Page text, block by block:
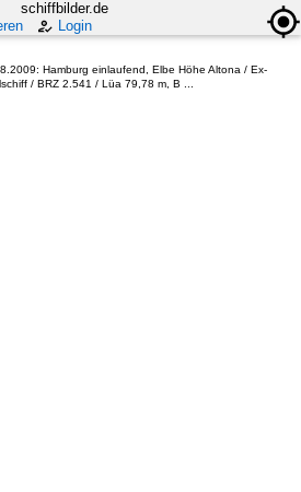
schiffbilder.de
Login
Hamburg einlaufend, Elbe Höhe Altona / Ex-
/ BRZ 2.541 / Lüa 79,78 m, B ...